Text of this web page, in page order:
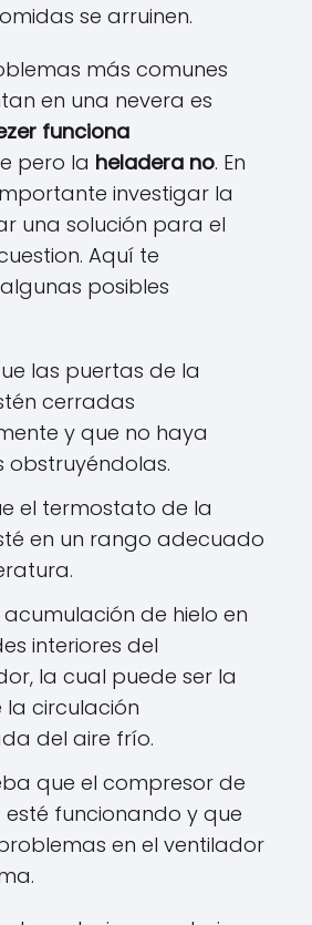
se arruinen.
más comunes
en una nevera es
funciona
pero la heladera no. En
investigar la
una solución para el
Aquí te
posibles
las puertas de la
cerradas
y que no haya
obstruyéndolas.
el termostato de la
en un rango adecuado
acumulación de hielo en
interiores del
la cual puede ser la
circulación
del aire frío.
que el compresor de
esté funcionando y que
en el ventilador